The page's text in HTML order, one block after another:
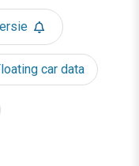
car data